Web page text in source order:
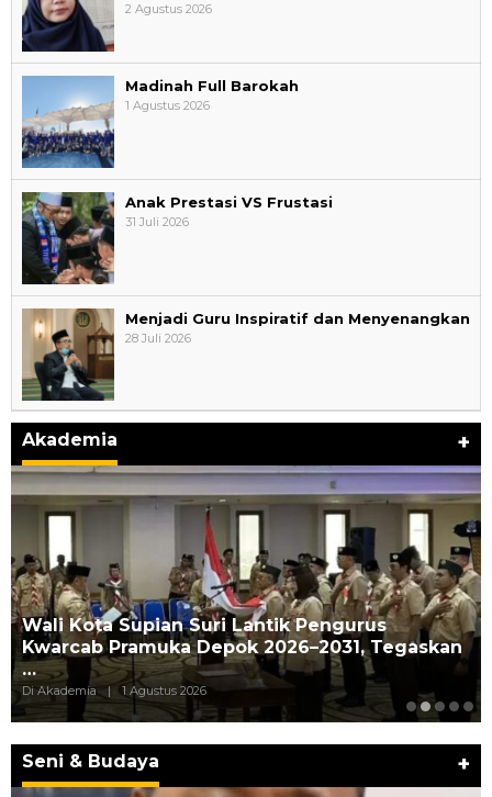
2 Agustus 2026
Madinah Full Barokah
1 Agustus 2026
Anak Prestasi VS Frustasi
31 Juli 2026
Menjadi Guru Inspiratif dan Menyenangkan
28 Juli 2026
Akademia +
Wali Kota Supian Suri Lantik Pengurus
Kwarcab Pramuka Depok 2026–2031, Tegaskan
…
Di Akademia | 1 Agustus 2026
Seni & Budaya +